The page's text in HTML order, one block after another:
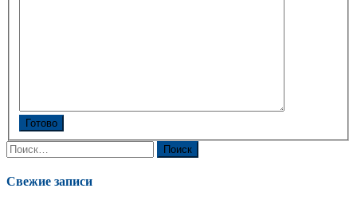
Готово
Найти:
Свежие записи